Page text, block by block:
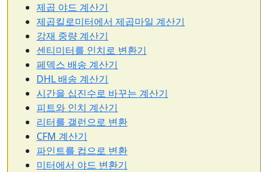
제곱 야드 계산기
제곱킬로미터에서 제곱마일 계산기
강재 중량 계산기
센티미터를 인치로 변환기
페덱스 배송 계산기
DHL 배송 계산기
시간을 십진수로 바꾸는 계산기
피트와 인치 계산기
리터를 갤런으로 변환
CFM 계산기
파인트를 컵으로 변환
미터에서 야드 변환기